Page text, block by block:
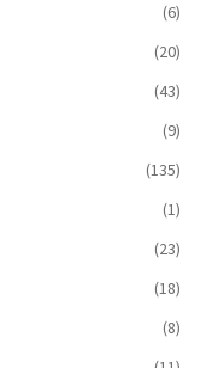
(6)
(20)
(43)
(9)
(135)
(1)
(23)
(18)
(8)